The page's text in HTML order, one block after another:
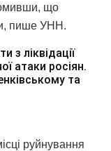
що
пише УНН.
з ліквідації
атаки росіян.
та
руйнування